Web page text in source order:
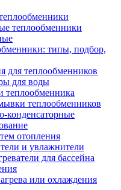
теплообменники
типы, подбор,
для теплообменников
для воды
теплообменника
теплообменников
конденсаторные
отопления
и увлажнители
для бассейна
или охлаждения